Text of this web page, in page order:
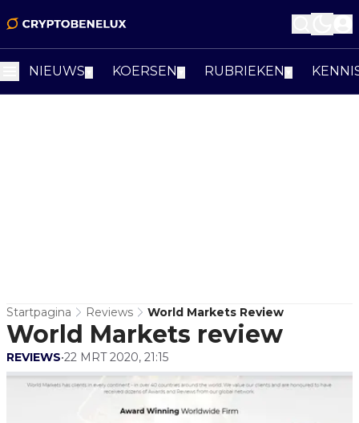
NIEUWS KOERSEN RUBRIEKEN
Startpagina Reviews World Markets Review
World Markets review
REVIEWS•22 MRT 2020, 21:15